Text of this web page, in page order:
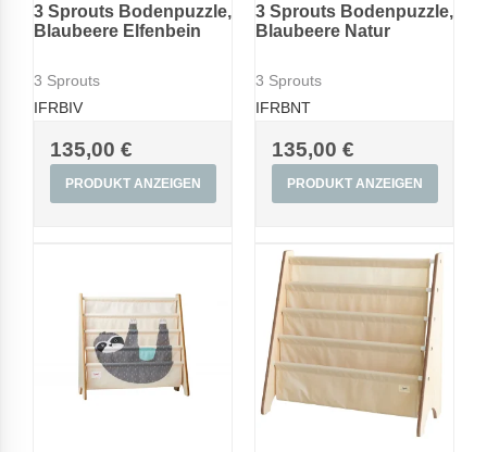
3 Sprouts Bodenpuzzle,
Blaubeere Elfenbein
3 Sprouts
IFRBIV
135,00 €
PRODUKT ANZEIGEN
3 Sprouts Bodenpuzzle,
Blaubeere Natur
3 Sprouts
IFRBNT
135,00 €
PRODUKT ANZEIGEN